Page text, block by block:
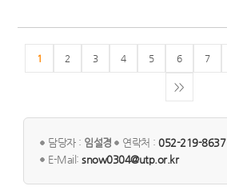
1 2 3 4 5 6 7
>>
담당자 : 임설경 연락처 :052-219-8637
E-Mail:snow0304@utp.or.kr